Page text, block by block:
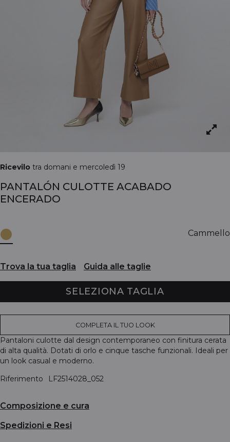
Ricevilo tra domani e mercoledì 19
PANTALÓN CULOTTE ACABADO
ENCERADO
Cammello
Trova la tua taglia Guida alle taglie
SELEZIONA TAGLIA
COMPLETA IL TUO LOOK
Pantaloni culotte dal design contemporaneo con finitura cerata
di alta qualità. Dotati di orlo e cinque tasche funzionali. Ideali per
un look casual e moderno.
Riferimento
LF2514028_052
Composizione e cura
Spedizioni e Resi